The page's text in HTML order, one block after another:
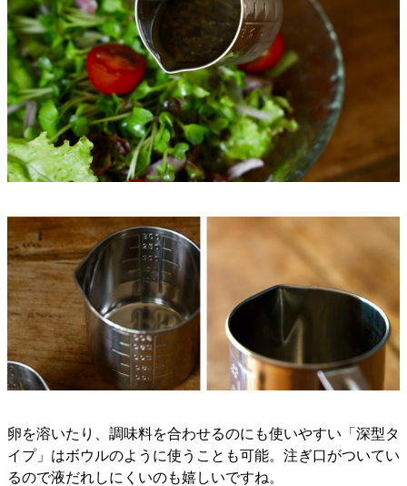
卵を溶いたり、調味料を合わせるのにも使いやすい「深型タ
イプ」はボウルのように使うことも可能。注ぎ口がついてい
るので液だれしにくいのも嬉しいですね。